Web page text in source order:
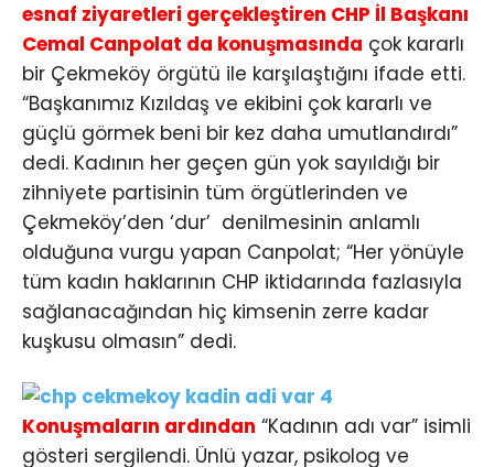
esnaf ziyaretleri gerçekleştiren CHP İl Başkanı
Cemal Canpolat da konuşmasında çok kararlı
bir Çekmeköy örgütü ile karşılaştığını ifade etti.
“Başkanımız Kızıldaş ve ekibini çok kararlı ve
güçlü görmek beni bir kez daha umutlandırdı”
dedi. Kadının her geçen gün yok sayıldığı bir
zihniyete partisinin tüm örgütlerinden ve
Çekmeköy’den ‘dur’ denilmesinin anlamlı
olduğuna vurgu yapan Canpolat; “Her yönüyle
tüm kadın haklarının CHP iktidarında fazlasıyla
sağlanacağından hiç kimsenin zerre kadar
kuşkusu olmasın” dedi.
Konuşmaların ardından “Kadının adı var” isimli
gösteri sergilendi. Ünlü yazar, psikolog ve